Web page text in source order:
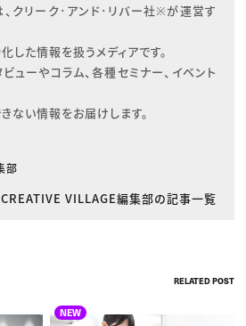
クリーク･アンド･リバー社※が運営す
した情報を扱うメディアです。
ューやコラム、各種セミナー、イベント
ない情報をお届けします。
部
CREATIVE VILLAGE編集部の記事一覧
RELATED POST
NEW